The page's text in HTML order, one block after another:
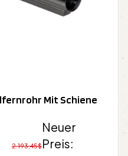
Mit Schiene
2.193,45$
Neuer
Preis: